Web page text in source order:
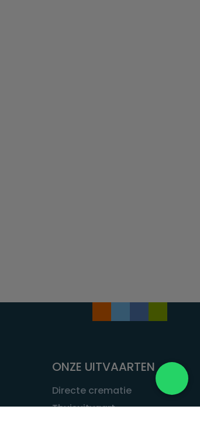
ONZE UITVAARTEN
Directe crematie
Thuisuitvaart